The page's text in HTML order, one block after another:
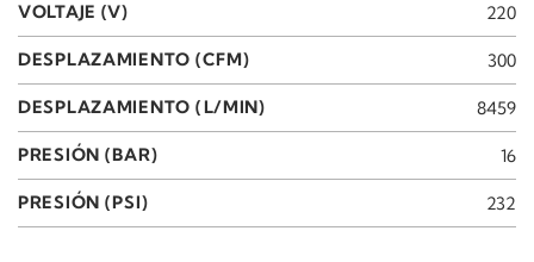
VOLTAJE (V) 220
DESPLAZAMIENTO (CFM) 300
DESPLAZAMIENTO (L/MIN) 8459
PRESIÓN (BAR) 16
PRESIÓN (PSI) 232